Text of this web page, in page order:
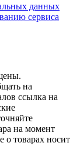
данных
сервиса
на
ссылка на
на момент
о товарах носит